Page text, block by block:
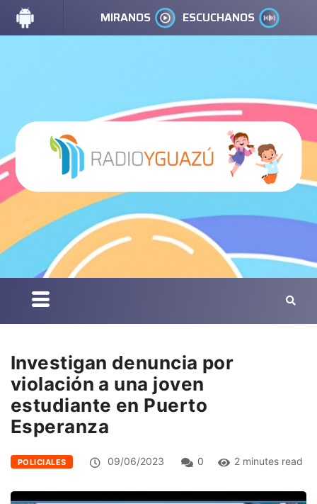
MIRANOS ESCUCHANOS
Investigan denuncia por
violación a una joven
estudiante en Puerto
Esperanza
POLICIALES 09/06/2023 0 2 minutes read